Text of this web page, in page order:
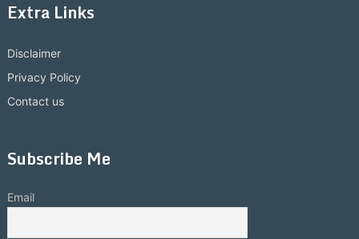
Extra Links
Disclaimer
Privacy Policy
Contact us
Subscribe Me
Email